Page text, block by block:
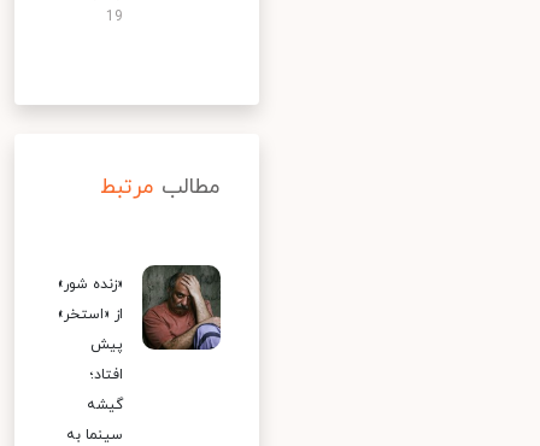
19
مطالب مرتبط
«زنده شور»
از «استخر»
پیش
افتاد؛
گیشه
سینما به